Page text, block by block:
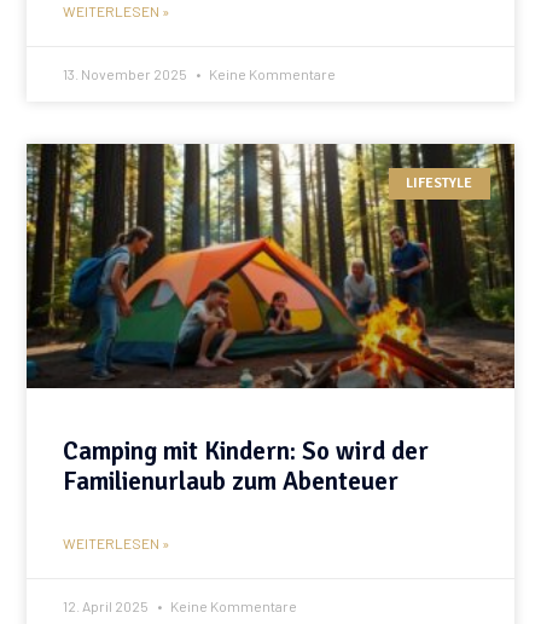
WEITERLESEN »
13. November 2025 Keine Kommentare
LIFESTYLE
Camping mit Kindern: So wird der
Familienurlaub zum Abenteuer
WEITERLESEN »
12. April 2025 Keine Kommentare